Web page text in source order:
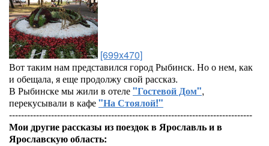
[699x470]
Вот таким нам представился город Рыбинск. Но о нем, как
и обещала, я еще продолжу свой рассказ.
В Рыбинске мы жили в отеле"Гостевой Дом",
перекусывали в кафе"На Стоялой!"
---------------------------------------------------------------------------------
Мои другие рассказы из поездок в Ярославль и в
Ярославскую область: